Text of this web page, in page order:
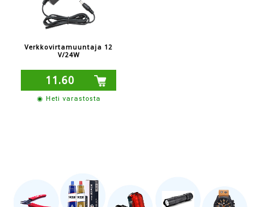
Verkkovirtamuuntaja 12
V/24W
11.60
◉ Heti varastosta